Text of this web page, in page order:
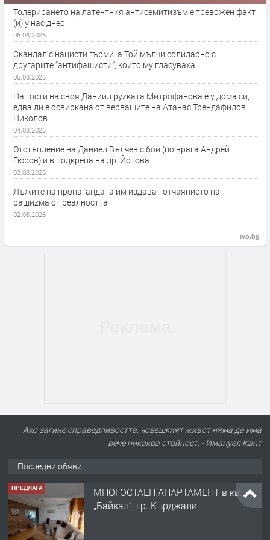
Толерирането на латентния антисемитизъм е тревожен факт
(и) у нас днес
06.08.2026
Скандал с нацисти гърми, а Той мълчи солидарно с
другарите “антифашисти”, които му гласуваха
05.08.2026
На гости на своя Даниил руzката Митрофанова е у дома си,
едва ли е освиркана от верващите на Атанас Трендафилов
Николов
04.08.2026
Отстъпление на Даниел Вълчев с бой (по врага Андрей
Гюров) и в подкрепа на др. Йотова
03.08.2026
Лъжите на пропагандата им издават отчаянието на
рашиzма от реалността
02.08.2026
ivo.bg
Ако загине справедливостта, човешкият живот няма да има
вече никаква стойност. - Имануел Кант
Последни обяви
ПРЕДЛАГА
МНОГОСТАЕН АПАРТАМЕНТ в кв.
„Байкал“, гр. Кърджали